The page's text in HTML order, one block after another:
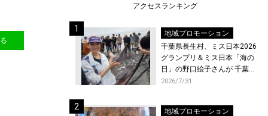
アクセスランキング
地域プロモーション
千葉県長生村、ミス日本2026
グランプリ＆ミス日本「海の
日」の野口絵子さんが 千葉県
唯一の村・長生村で地引網を
2026/7/31
地域プロモーション